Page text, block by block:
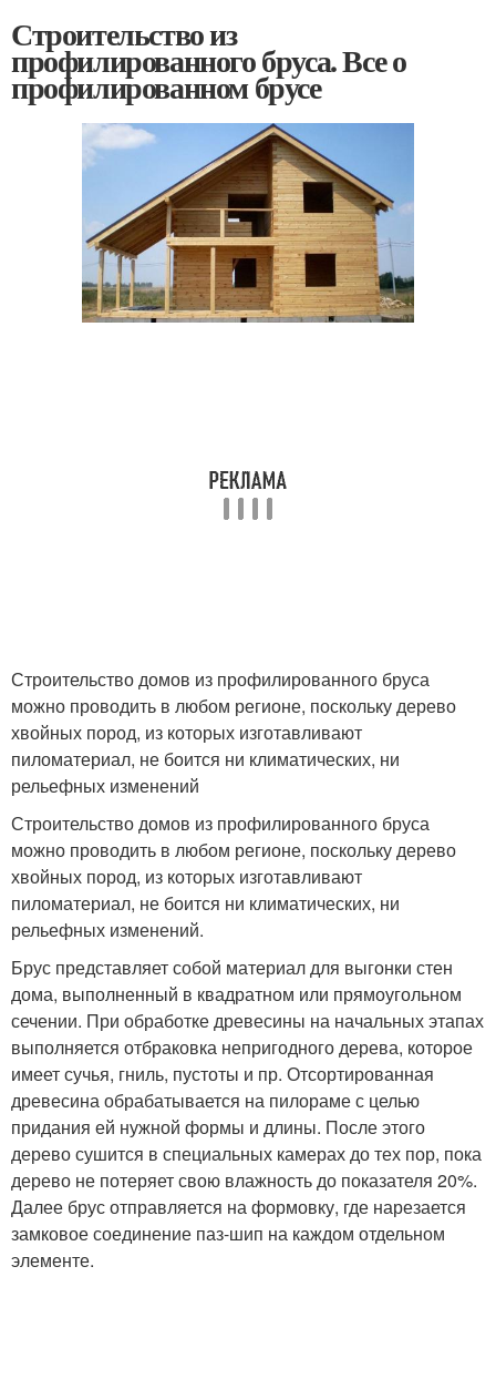
Строительство из
профилированного бруса. Все о
профилированном брусе
Строительство домов из профилированного бруса
можно проводить в любом регионе, поскольку дерево
хвойных пород, из которых изготавливают
пиломатериал, не боится ни климатических, ни
рельефных изменений
Строительство домов из профилированного бруса
можно проводить в любом регионе, поскольку дерево
хвойных пород, из которых изготавливают
пиломатериал, не боится ни климатических, ни
рельефных изменений.
Брус представляет собой материал для выгонки стен
дома, выполненный в квадратном или прямоугольном
сечении. При обработке древесины на начальных этапах
выполняется отбраковка непригодного дерева, которое
имеет сучья, гниль, пустоты и пр. Отсортированная
древесина обрабатывается на пилораме с целью
придания ей нужной формы и длины. После этого
дерево сушится в специальных камерах до тех пор, пока
дерево не потеряет свою влажность до показателя 20%.
Далее брус отправляется на формовку, где нарезается
замковое соединение паз-шип на каждом отдельном
элементе.